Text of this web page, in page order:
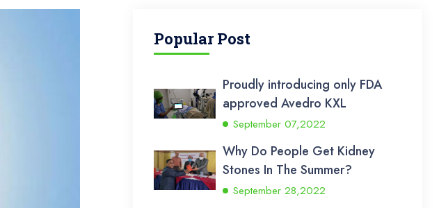
Popular Post
Proudly introducing only FDA
approved Avedro KXL
September 07,2022
Why Do People Get Kidney
Stones In The Summer?
September 28,2022